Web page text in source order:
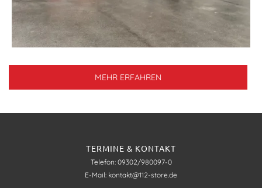
MEHR ERFAHREN
TERMINE & KONTAKT
Telefon: 09302/980097-0
E-Mail: kontakt@112-store.de